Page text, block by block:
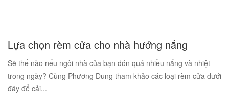
OCT
Lựa chọn rèm cửa cho nhà hướng nắng
Sẽ thế nào nếu ngôi nhà của bạn đón quá nhiều nắng và nhiệt
trong ngày? Cùng Phương Dung tham khảo các loại rèm cửa dưới
đây để cải...